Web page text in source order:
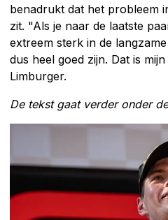
benadrukt dat het probleem
zit. "Als je naar de laatste
extreem sterk in de
dus heel goed zijn. Dat is
Limburger.
De tekst gaat verder onder